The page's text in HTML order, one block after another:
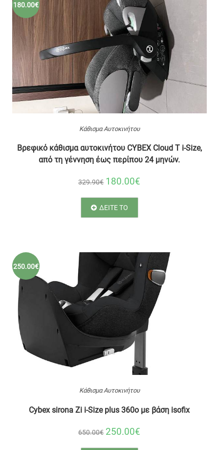
180.00€
Κάθισμα Αυτοκινήτου
Βρεφικό κάθισμα αυτοκινήτου CYBEX Cloud T i-Size,
από τη γέννηση έως περίπου 24 μηνών.
329.90€ 180.00€
ΔΕΙΤΕ ΤΟ
250.00€
Κάθισμα Αυτοκινήτου
Cybex sirona Zi i-Size plus 360ο με βάση isofix
650.00€ 250.00€